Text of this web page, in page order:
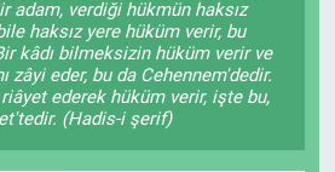
adam, verdiği hükmün haksız
haksız yere hüküm verir, bu
kâdı bilmeksizin hüküm verir ve
zâyi eder, bu da Cehennem'dedir.
ederek hüküm verir, işte bu,
(Hadis-i şerif)